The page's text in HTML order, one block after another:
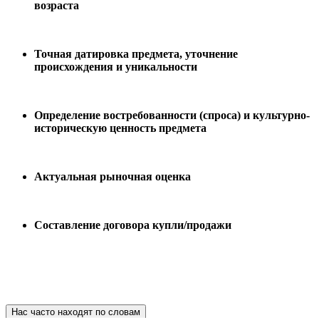
возраста
Точная датировка предмета, уточнение
происхождения и уникальности
Определение востребованности (спроса) и культурно-
историческую ценность предмета
Актуальная рыночная оценка
Составление договора купли/продажи
Нас часто находят по словам